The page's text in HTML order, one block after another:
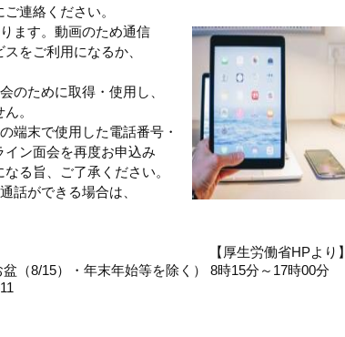
連絡ください。
ます。動画のため通信
をご利用になるか、
のために取得・使用し、
。
端末で使用した電話番号・
ン面会を再度お申込み
る旨、ご了承ください。
話ができる場合は、
【厚生労働省HPより】
（8/15）・年末年始等を除く） 8時15分～17時00分